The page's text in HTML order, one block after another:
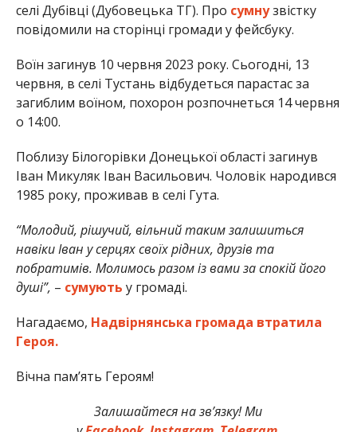
селі Дубівці (Дубовецька ТГ). Про сумнузвістку
повідомили на сторінці громади у фейсбуку.
Воїн загинув 10 червня 2023 року. Сьогодні, 13
червня, в селі Тустань відбудеться парастас за
загиблим воїном, похорон розпочнеться 14 червня
о 14:00.
Поблизу Білогорівки Донецької області загинув
Іван Микуляк Іван Васильович. Чоловік народився
1985 року, проживав в селі Гута.
“Молодий, рішучий, вільний таким залишиться
навіки Іван у серцях своїх рідних, друзів та
побратимів. Молимось разом із вами за спокій його
душі”, – сумують у громаді.
Нагадаємо, Надвірнянська громада втратила
Героя.
Вічна пам’ять Героям!
Залишайтеся на зв’язку! Ми